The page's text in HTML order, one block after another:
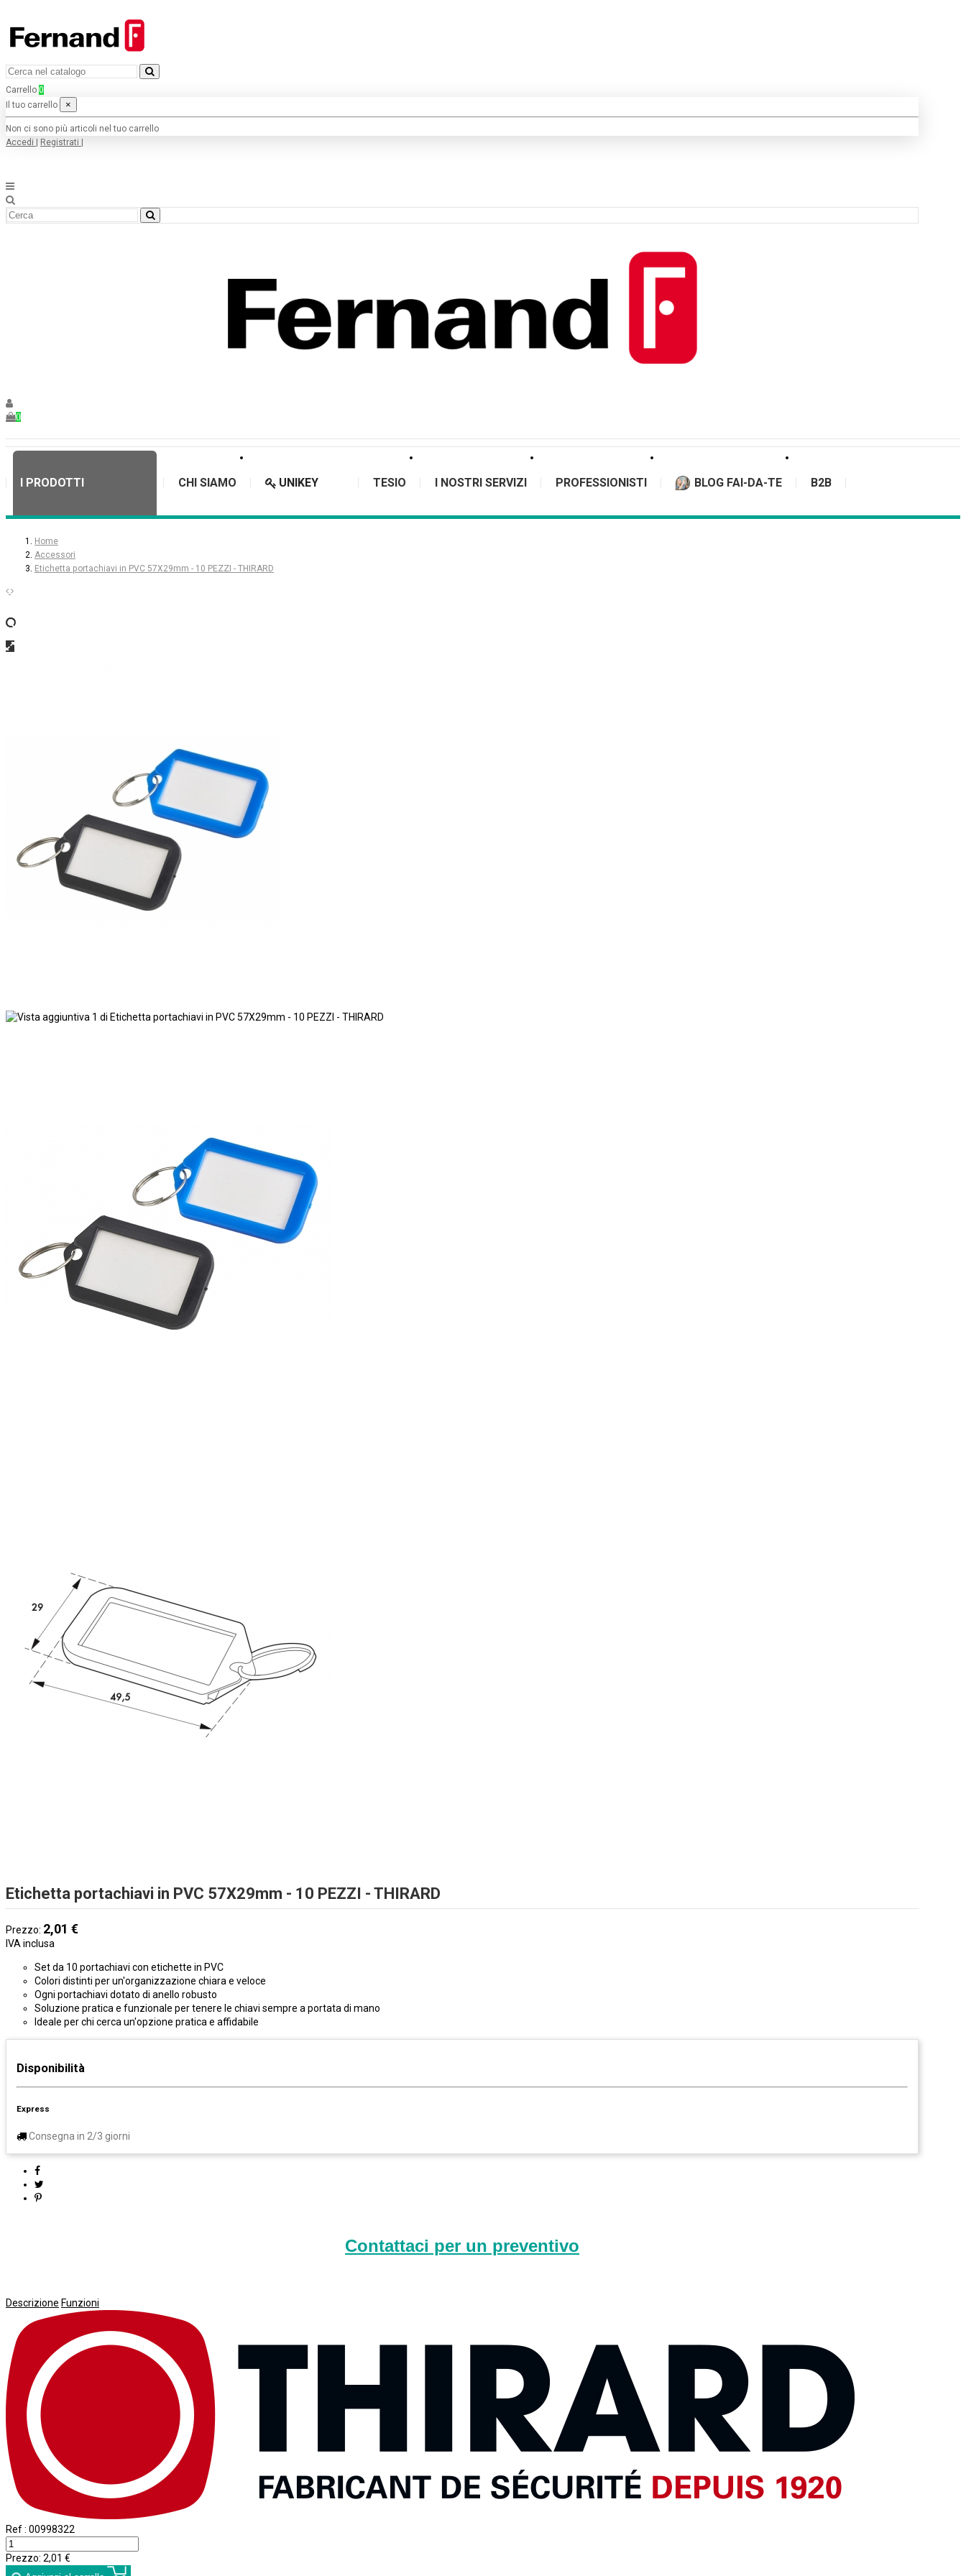
Carrello 0
Il tuo carrello
×
Non ci sono più articoli nel tuo carrello
Accedi
Registrati
0
I PRODOTTI CHI SIAMO UNIKEY TESIO I NOSTRI SERVIZI PROFESSIONISTI BLOG FAI-DA-TE B2B
Home
Accessori
Etichetta portachiavi in PVC 57X29mm - 10 PEZZI - THIRARD
Etichetta portachiavi in PVC 57X29mm - 10 PEZZI - THIRARD
Prezzo: 2,01 €
IVA inclusa
Set da 10 portachiavi con etichette in PVC
Colori distinti per un'organizzazione chiara e veloce
Ogni portachiavi dotato di anello robusto
Soluzione pratica e funzionale per tenere le chiavi sempre a portata di mano
Ideale per chi cerca un'opzione pratica e affidabile
Disponibilità
Express
Consegna in 2/3 giorni
Contattaci per un preventivo
Descrizione Funzioni
Ref : 00998322
Prezzo: 2,01 €